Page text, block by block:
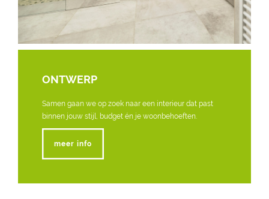
ONTWERP
Samen gaan we op zoek naar een interieur dat past
binnen jouw stijl, budget én je woonbehoeften.
meer info